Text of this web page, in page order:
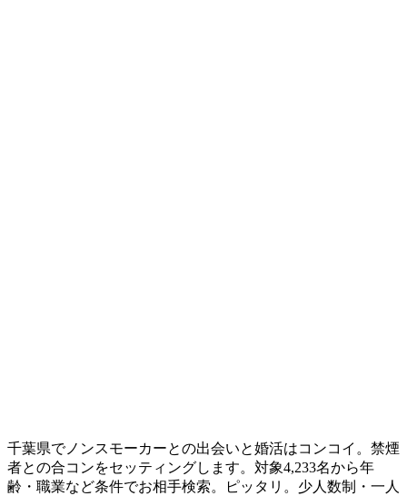
千葉県でノンスモーカーとの出会いと婚活はコンコイ。禁煙
者との合コンをセッティングします。対象4,233名から年
齢・職業など条件でお相手検索。ピッタリ。少人数制・一人